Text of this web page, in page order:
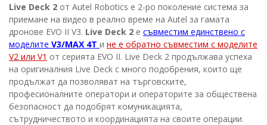
Live Deck 2 от Autel Robotics е 2-ро поколение система за
приемане на видео в реално време на Autel за гамата
дронове EVO II V3. Live Deck 2 е съвместим единствено с
моделите V3/MAX 4T и не е обратно съвместим с моделите
V2 или V1 от серията EVO II. Live Deck 2 продължава успеха
на оригиналния Live Deck с много подобрения, които ще
продължат да позволяват на търговските,
професионалните оператори и операторите за обществена
безопасност да подобрят комуникацията,
сътрудничеството и координацията на своите операции.